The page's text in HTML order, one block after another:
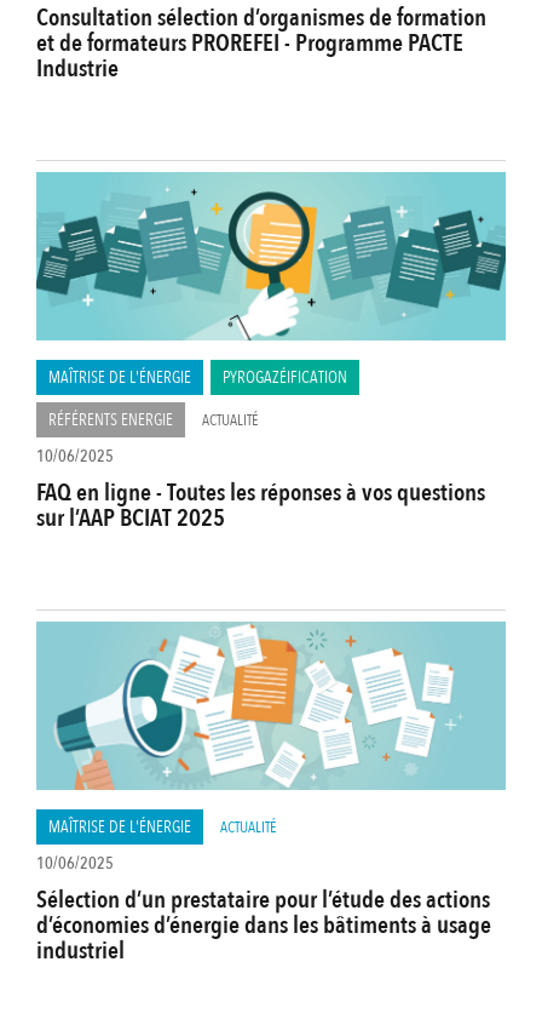
Consultation sélection d’organismes de formation
et de formateurs PROREFEI - Programme PACTE
Industrie
MAÎTRISE DE L'ÉNERGIE
PYROGAZÉIFICATION
RÉFÉRENTS ENERGIE
ACTUALITÉ
10/06/2025
FAQ en ligne - Toutes les réponses à vos questions
sur l’AAP BCIAT 2025
MAÎTRISE DE L'ÉNERGIE ACTUALITÉ
10/06/2025
Sélection d’un prestataire pour l’étude des actions
d’économies d’énergie dans les bâtiments à usage
industriel